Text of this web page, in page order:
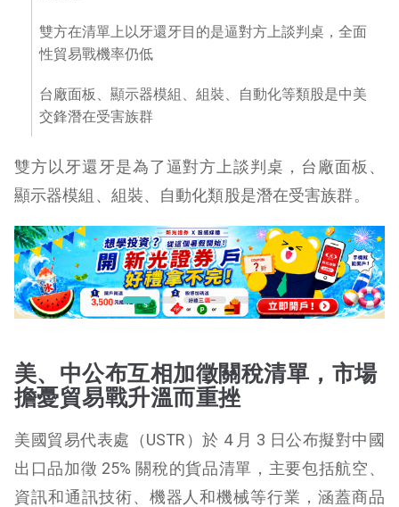
雙方在清單上以牙還牙目的是逼對方上談判桌，全面
性貿易戰機率仍低
台廠面板、顯示器模組、組裝、自動化等類股是中美
交鋒潛在受害族群
雙方以牙還牙是為了逼對方上談判桌，台廠面板、
顯示器模組、組裝、自動化類股是潛在受害族群。
美、中公布互相加徵關稅清單，市場
擔憂貿易戰升溫而重挫
美國貿易代表處（USTR）於 4 月 3 日公布擬對中國
出口品加徵 25% 關稅的貨品清單，主要包括航空、
資訊和通訊技術、機器人和機械等行業，涵蓋商品